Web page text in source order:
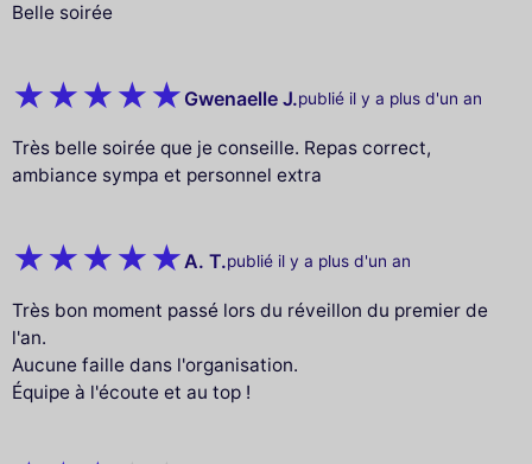
Belle soirée
Gwenaelle J.publié il y a plus d'un an
Très belle soirée que je conseille. Repas correct,
ambiance sympa et personnel extra
A. T.publié il y a plus d'un an
Très bon moment passé lors du réveillon du premier de
l'an.
Aucune faille dans l'organisation.
Équipe à l'écoute et au top !